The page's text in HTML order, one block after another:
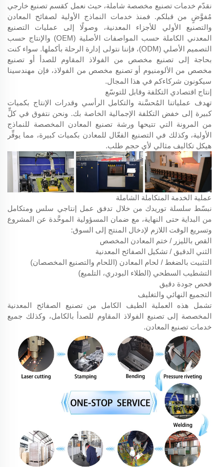
نقدّم خدمات تصنيع مخصصة شاملة، حيث نعمل كقسم تصنيع خارجي
مُفوَّضٍ من قبلكم. فمنذ خدمات النماذج الأولية لصفائح المعادن
والتصنيع الأولي للأجزاء المعدنية، وصولًا إلى عمليات التصنيع
المعدني الكاملة حسب المواصفات الأصلية (OEM) والإنتاج حسب
التصميم الأصلي (ODM)، فإننا نتولى إدارة الرحلة بأكملها. سواء كنت
بحاجة إلى تصنيع مخصص من الفولاذ المقاوم للصدأ أو تصنيع
مخصص من الألومنيوم أو تصنيع مخصص من الفولاذ، فإن مهندسينا
سيكونون شركاءكم في هذا المجال.
إنتاج اقتصادي التكلفة وقابل للتوسّع
تهدف عملياتنا المُحسَّنة والتكامل الرأسي وقدرات الإنتاج بكميات
كبيرة إلى خفض التكلفة الإجمالية الخاصة بك. ونحن نتفوق في كلٍّ
من المرونة التي تتيحها ورشة تصنيع المعادن المخصصة للنماذج
الأولية، وكذلك في التصنيع الفعّال للمعادن بكميات كبيرة، مما يوفِّر
هيكل تكاليف مثالي لأي حجم طلب.
عملية الخدمة المتكاملة الشاملة
نبسّط سلسلة توريدك من خلال تدفق عمل إنتاجي سلس ومتكامل
من البداية حتى النهاية، مع ضمان المسؤولية الموحَّدة عن المشروع
وتسريع الوقت اللازم لإدخال المنتج إلى السوق:
القص بالليزر / ختم المعادن المخصص
الثني الدقيق / تشكيل الصفائح المعدنية
التثبيت بالضغط / لحام المعادن (اللحام والتصنيع المخصصان)
التشطيب السطحي (الطلاء البودري، التلميع)
فحص جودة دقيق
التجميع النهائي والتغليف
تشمل هذه العملية الطيف الكامل من تصنيع الصفائح المعدنية
المخصصة إلى تصنيع الفولاذ المقاوم للصدأ بالكامل، وكذلك جميع
خدمات تصنيع المعادن.